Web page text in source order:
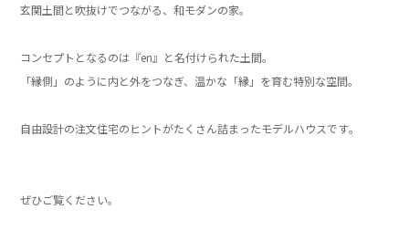
玄関土間と吹抜けでつながる、和モダンの家。
コンセプトとなるのは『en』と名付けられた土間。
「縁側」のように内と外をつなぎ、温かな「縁」を育む特別な空間。
自由設計の注文住宅のヒントがたくさん詰まったモデルハウスです。
ぜひご覧ください。